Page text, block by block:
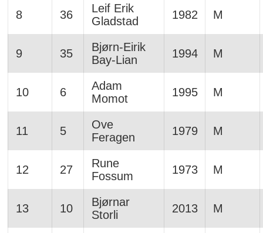
8 36
Leif Erik
Gladstad
1982 M
9 35
Bjørn-Eirik
Bay-Lian
1994 M
10 6
Adam
Momot
1995 M
11 5
Ove
Feragen
1979 M
12 27
Rune
Fossum
1973 M
13 10
Bjørnar
Storli
2013 M